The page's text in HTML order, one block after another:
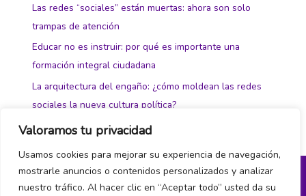
Valoramos tu privacidad
Usamos cookies para mejorar su experiencia de navegación,
mostrarle anuncios o contenidos personalizados y analizar
nuestro tráfico. Al hacer clic en “Aceptar todo” usted da su
Las redes “sociales” están muertas: ahora son solo
trampas de atención
Educar no es instruir: por qué es importante una
formación integral ciudadana
La arquitectura del engaño: ¿cómo moldean las redes
sociales la nueva cultura política?